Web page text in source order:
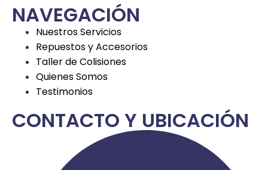
NAVEGACIÓN
Nuestros Servicios
Repuestos y Accesorios
Taller de Colisiones
Quienes Somos
Testimonios
CONTACTO Y UBICACIÓN